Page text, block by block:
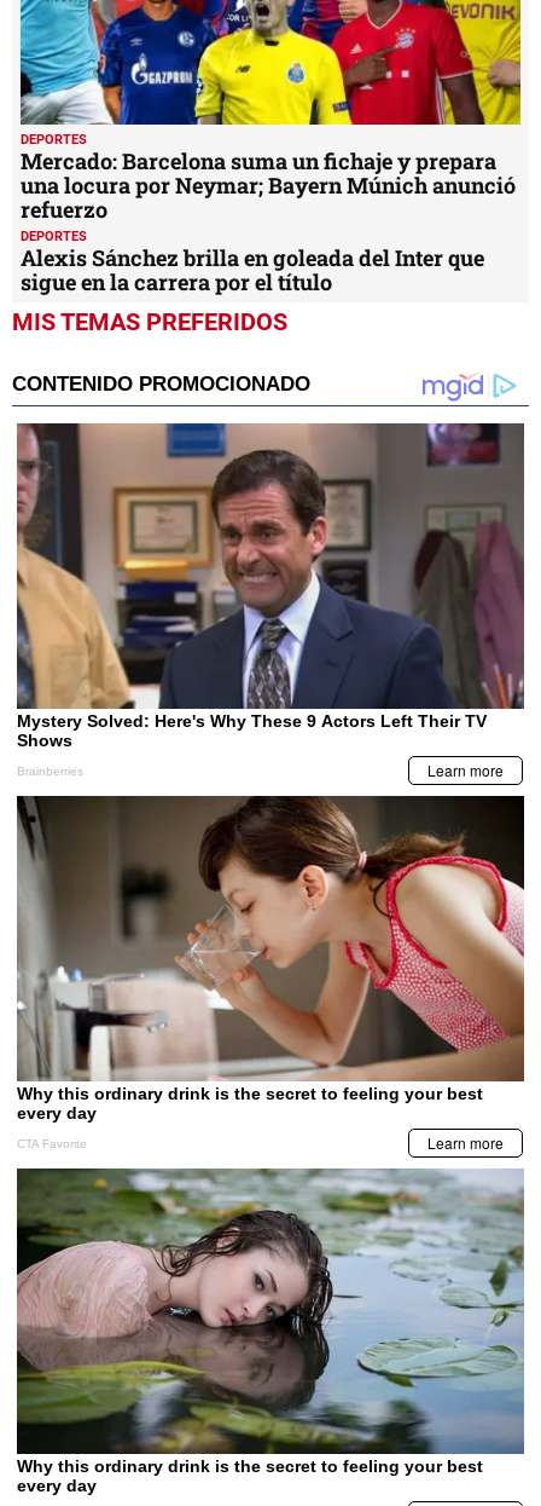
DEPORTES
Mercado: Barcelona suma un fichaje y prepara
una locura por Neymar; Bayern Múnich anunció
refuerzo
DEPORTES
Alexis Sánchez brilla en goleada del Inter que
sigue en la carrera por el título
MIS TEMAS PREFERIDOS